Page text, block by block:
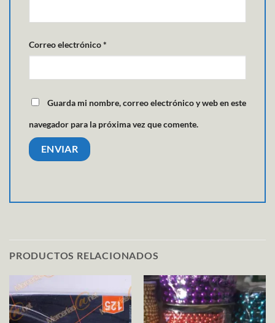
Correo electrónico*
Guarda mi nombre, correo electrónico y web en este
navegador para la próxima vez que comente.
PRODUCTOS RELACIONADOS